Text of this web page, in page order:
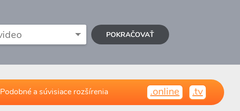
POKRAČOVAŤ
Podobné a súvisiace rozšírenia .online .tv